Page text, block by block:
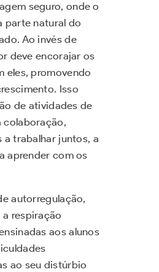
seguro, onde o
parte natural do
Ao invés de
deve encorajar os
eles, promovendo
Isso
de atividades de
colaboração,
a trabalhar juntos, a
aprender com os
autorregulação,
respiração
aos alunos
ao seu distúrbio